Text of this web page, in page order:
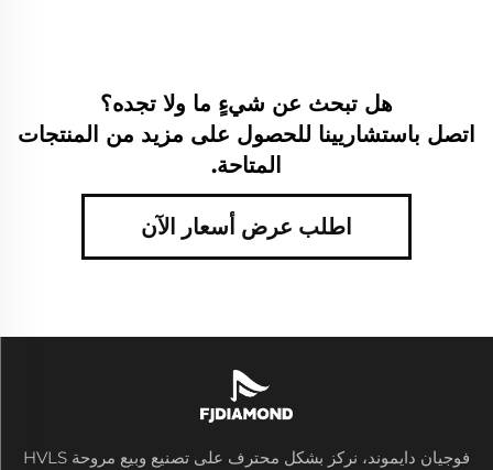
هل تبحث عن شيءٍ ما ولا تجده؟
اتصل باستشاريينا للحصول على مزيد من المنتجات
المتاحة.
اطلب عرض أسعار الآن
فوجيان دايموند، نركز بشكل محترف على تصنيع وبيع مروحة HVLS